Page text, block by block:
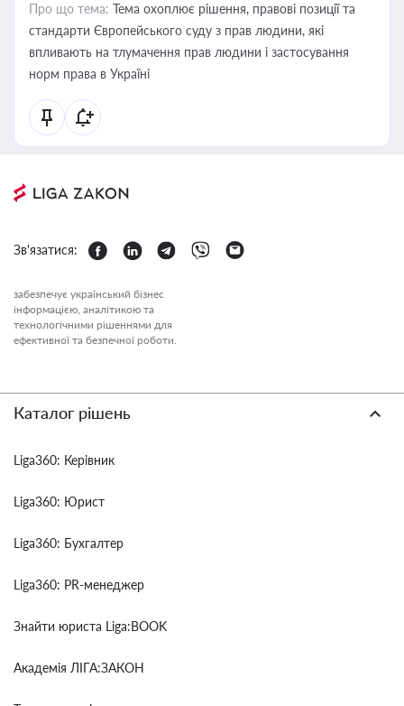
Про що тема: Тема охоплює рішення, правові позиції та
стандарти Європейського суду з прав людини, які
впливають на тлумачення прав людини і застосування
норм права в Україні
Зв'язатися:
забезпечує український бізнес
інформацією, аналітикою та
технологічними рішеннями для
ефективної та безпечної роботи.
Каталог рішень
Liga360: Керівник
Liga360: Юрист
Liga360: Бухгалтер
Liga360: PR-менеджер
Знайти юриста Liga:BOOK
Академія ЛІГА:ЗАКОН